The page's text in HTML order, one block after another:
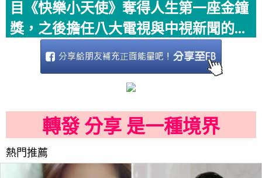
目《快樂小天使》奪得人生第一座金鐘
獎，之後擔任八大電視與中視新聞的...
轉發 分享 是一種境界
熱門推薦